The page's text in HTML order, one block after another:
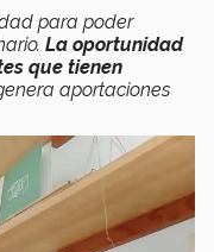
para poder
La oportunidad
que tienen
aportaciones